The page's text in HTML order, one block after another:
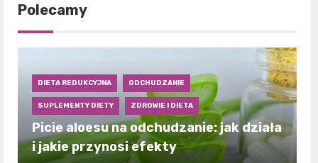
Polecamy
DIETA REDUKCYJNA ODCHUDZANIE
SUPLEMENTY DIETY ZDROWIE I DIETA
Picie aloesu na odchudzanie: jak działa
i jakie przynosi efekty